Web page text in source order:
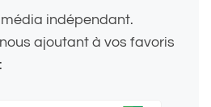
indépendant.
ajoutant à vos favoris